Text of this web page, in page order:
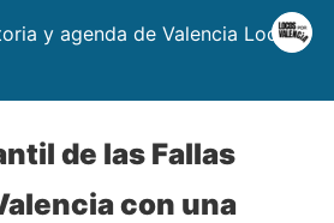
y agenda de Valencia Locos
de las Fallas
con una